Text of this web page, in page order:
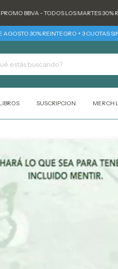
- TODOS LOS MARTES 30%
30% REINTEGRO + 3 CUOTAS SIN
LIBROS SUSCRIPCION MERCH